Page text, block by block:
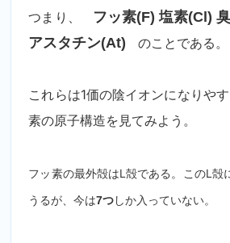
つまり、
フッ素(F) 塩素(Cl)
アスタチン(At) のことである。
これらは1価の陰イオンになりや
素の原子構造を見てみよう。
フッ素の最外殻はL殻である。このL殻
うるが、今は7つしか入っていない。